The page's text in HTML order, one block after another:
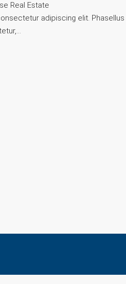
Real Estate
adipiscing elit. Phasellus